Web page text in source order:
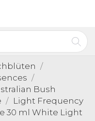
Bush
Light Frequency
30 ml White Light